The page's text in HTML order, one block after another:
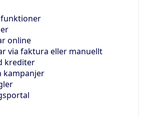
online
via faktura eller manuellt
krediter
kampanjer